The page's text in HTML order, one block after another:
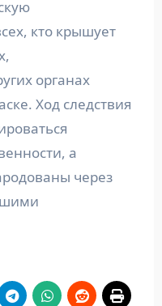
кто крышует
органах
Ход следствия
а
через